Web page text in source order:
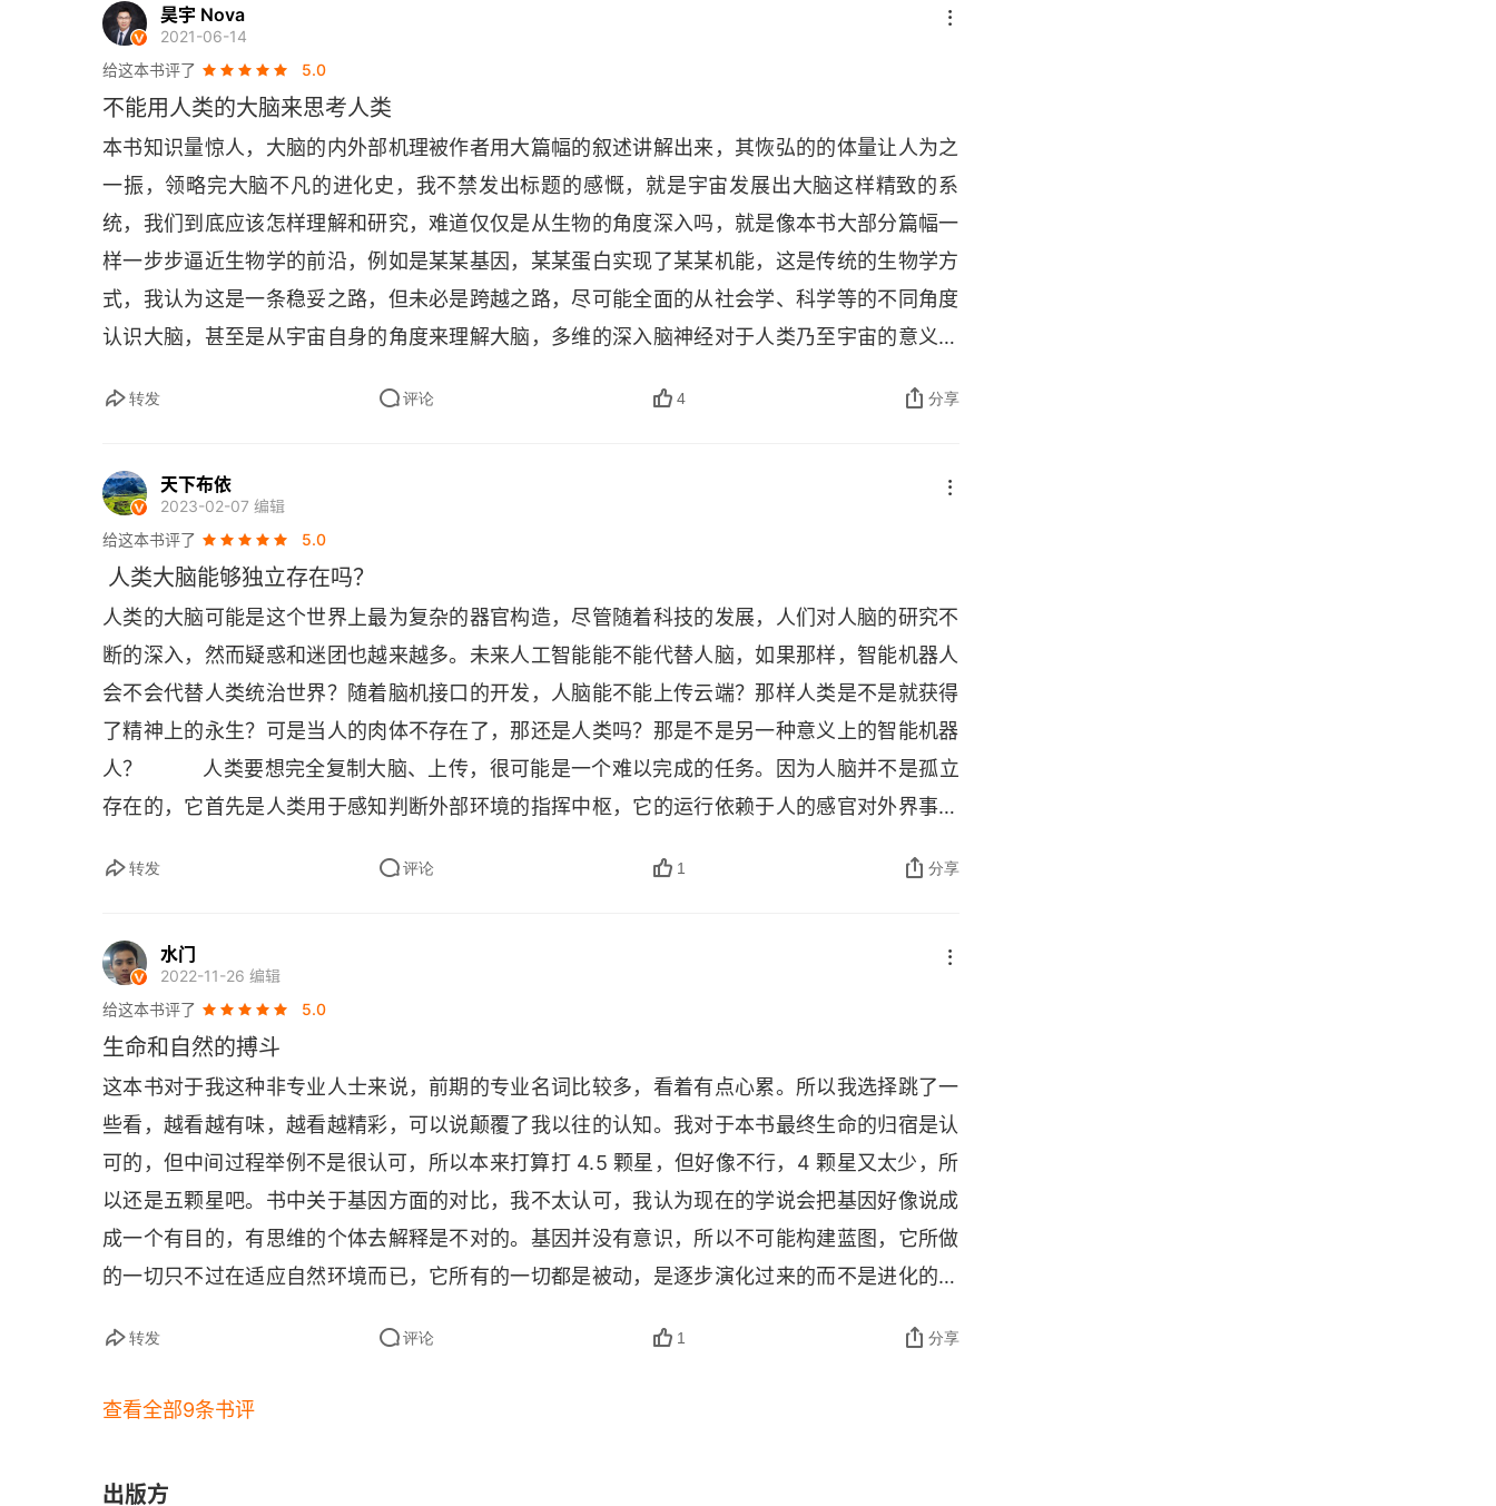
多细胞生物的崛起
令人又爱又恨的分工
神经系统的现身
身后士卒、以邻为壑
第一项生存困境：细胞之间缺乏整合
第三项生存困境：多重选择
高筑墙、广积粮、缓称王
第三章 穷兵黩武的竞赛
注意前方
化学侦测
机械感知
光感知能力
第四章 掌控一切的基因
阿尔塔米拉洞的壁画
哺乳类的诞生与其大脑的进化
自私的大脑
文化进化
第五章 跳脱轮回的反叛
人类已停止进化？
基因才是幕后黑手？
大脑对抗基因掌控？
真有自由意志？
究竟有无自由意志？
昊宇 Nova
2021-06-14
给这本书评了
5.0
不能用人类的大脑来思考人类
本书知识量惊人，大脑的内外部机理被作者用大篇幅的叙述讲解出来，其恢弘的的体量让人为之
一振，领略完大脑不凡的进化史，我不禁发出标题的感慨，就是宇宙发展出大脑这样精致的系
统，我们到底应该怎样理解和研究，难道仅仅是从生物的角度深入吗，就是像本书大部分篇幅一
样一步步逼近生物学的前沿，例如是某某基因，某某蛋白实现了某某机能，这是传统的生物学方
式，我认为这是一条稳妥之路，但未必是跨越之路，尽可能全面的从社会学、科学等的不同角度
认识大脑，甚至是从宇宙自身的角度来理解大脑，多维的深入脑神经对于人类乃至宇宙的意义，
大启示。
转发 评论 4 分享
天下布依
2023-02-07 编辑
给这本书评了
5.0
人类大脑能够独立存在吗？
人类的大脑可能是这个世界上最为复杂的器官构造，尽管随着科技的发展，人们对人脑的研究不
断的深入，然而疑惑和迷团也越来越多。未来人工智能能不能代替人脑，如果那样，智能机器人
会不会代替人类统治世界？随着脑机接口的开发，人脑能不能上传云端？那样人类是不是就获得
了精神上的永生？可是当人的肉体不存在了，那还是人类吗？那是不是另一种意义上的智能机器
人？          人类要想完全复制大脑、上传，很可能是一个难以完成的任务。因为人脑并不是孤立
存在的，它首先是人类用于感知判断外部环境的指挥中枢，它的运行依赖于人的感官对外界事物
经过感官读取之后，转换为神经脉冲，在大脑中计算，大脑才会做出好恶的判断，进而采取行
过长期的感官训练，已经形成了一套底层的判断逻辑，比如获得食物是愉悦的，面对危险是恐惧
断，难道它会根据新的环境进化出一套新的好恶判断标准吗？也许到那时候，独立的人脑仅仅是
一个知识和记忆的存储期而已，已经没有了感知、分析和判断的能力了。
转发 评论 1 分享
水门
2022-11-26 编辑
给这本书评了
5.0
生命和自然的搏斗
这本书对于我这种非专业人士来说，前期的专业名词比较多，看着有点心累。所以我选择跳了一
些看，越看越有味，越看越精彩，可以说颠覆了我以往的认知。我对于本书最终生命的归宿是认
可的，但中间过程举例不是很认可，所以本来打算打 4.5 颗星，但好像不行，4 颗星又太少，所
以还是五颗星吧。书中关于基因方面的对比，我不太认可，我认为现在的学说会把基因好像说成
成一个有目的，有思维的个体去解释是不对的。基因并没有意识，所以不可能构建蓝图，它所做
的一切只不过在适应自然环境而已，它所有的一切都是被动，是逐步演化过来的而不是进化的，
亡了。地球历史上由于环境的改变死亡的生物无法计算。别忘了时间这个因素，生命的演化已经
转发 评论 1 分享
查看全部9条书评
出版方